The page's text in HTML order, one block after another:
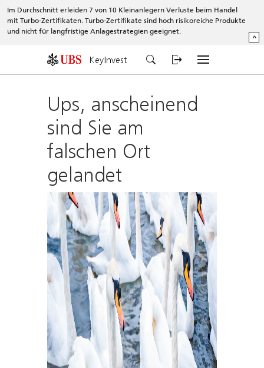
Im Durchschnitt erleiden 7 von 10 Kleinanlegern Verluste beim Handel
mit Turbo-Zertifikaten. Turbo-Zertifikate sind hoch risikoreiche Produkte
und nicht für langfristige Anlagestrategien geeignet.
^
KeyInvest
Ups, anscheinend
sind Sie am
falschen Ort
gelandet